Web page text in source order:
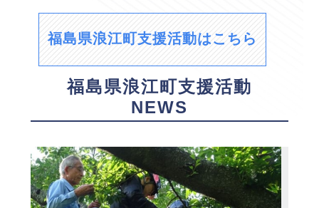
福島県浪江町支援活動はこちら
福島県浪江町支援活動
NEWS